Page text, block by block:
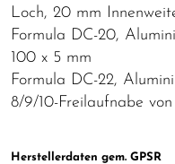
Loch, 20 mm
Formula DC-20,
100 x 5 mm
Formula DC-22,
8/9/10-Freilaufnabe
Herstellerdaten gem. GPSR